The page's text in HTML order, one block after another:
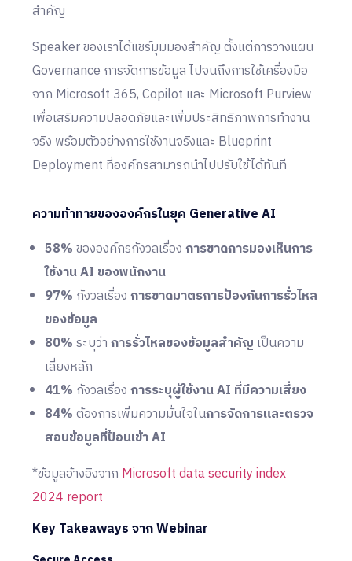
สำคัญ
Speaker ของเราได้แชร์มุมมองสำคัญ ตั้งแต่การวางแผน
Governance การจัดการข้อมูล ไปจนถึงการใช้เครื่องมือ
จาก Microsoft 365, Copilot และ Microsoft Purview
เพื่อเสริมความปลอดภัยและเพิ่มประสิทธิภาพการทำงาน
จริง พร้อมตัวอย่างการใช้งานจริงและ Blueprint
Deployment ที่องค์กรสามารถนำไปปรับใช้ได้ทันที
ความท้าทายขององค์กรในยุค Generative AI
58%ขององค์กรกังวลเรื่องการขาดการมองเห็นการ
ใช้งาน AI ของพนักงาน
97% กังวลเรื่องการขาดมาตรการป้องกันการรั่วไหล
ของข้อมูล
80%ระบุว่าการรั่วไหลของข้อมูลสำคัญ เป็นความ
เสี่ยงหลัก
41% กังวลเรื่องการระบุผู้ใช้งาน AI ที่มีความเสี่ยง
84%ต้องการเพิ่มความมั่นใจในการจัดการและตรวจ
สอบข้อมูลที่ป้อนเข้า AI
*ข้อมูลอ้างอิงจาก Microsoft data security index
2024 report
Key Takeaways จาก Webinar